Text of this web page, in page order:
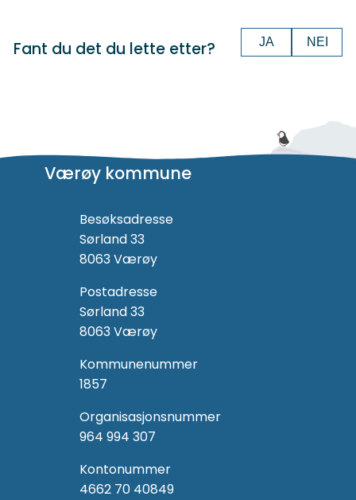
Fant du det du lette etter? JA NEI
Værøy kommune
Besøksadresse
Sørland 33
8063 Værøy
Postadresse
Sørland 33
8063 Værøy
Kommunenummer
1857
Organisasjonsnummer
964 994 307
Kontonummer
4662 70 40849